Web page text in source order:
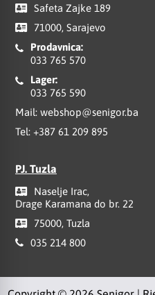
Safeta Zajke 189
71000, Sarajevo
Prodavnica:
033 765 570
Lager:
033 765 590
Mail: webshop@senigor.ba
Tel: +387 61 209 895
PJ. Tuzla
Naselje Irac,
Drage Karamana do br. 22
75000, Tuzla
035 214 800